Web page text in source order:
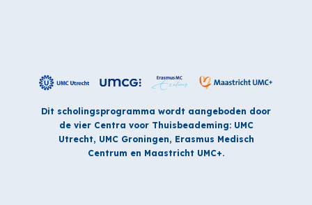
Dit scholingsprogramma wordt aangeboden door
de vier Centra voor Thuisbeademing: UMC
Utrecht, UMC Groningen, Erasmus Medisch
Centrum en Maastricht UMC+.